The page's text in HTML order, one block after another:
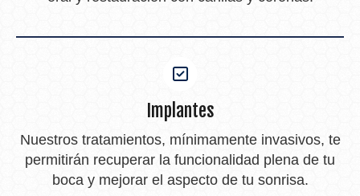
Implantes
Nuestros tratamientos, mínimamente invasivos, te
permitirán recuperar la funcionalidad plena de tu
boca y mejorar el aspecto de tu sonrisa.